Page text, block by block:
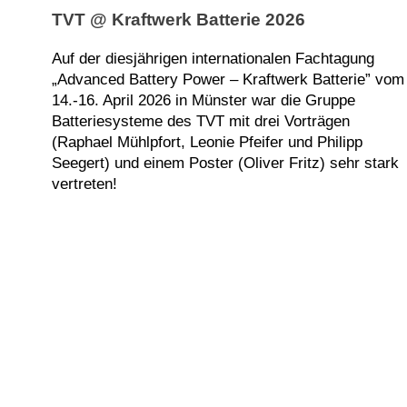
TVT @ Kraftwerk Batterie 2026
Auf der diesjährigen internationalen Fachtagung
„Advanced Battery Power – Kraftwerk Batterie” vom
14.-16. April 2026 in Münster war die Gruppe
Batteriesysteme des TVT mit drei Vorträgen
(Raphael Mühlpfort, Leonie Pfeifer und Philipp
Seegert) und einem Poster (Oliver Fritz) sehr stark
vertreten!